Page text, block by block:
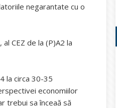
negarantate cu o
CEZ de la (P)A2 la
la circa 30-35
economiilor
trebui sa înceaă să